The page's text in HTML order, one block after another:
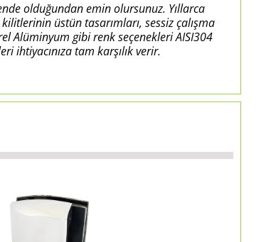
olduğundan emin olursunuz. Yıllarca
üstün tasarımları, sessiz çalışma
Alüminyum gibi renk seçenekleri AISI304
ihtiyacınıza tam karşılık verir.